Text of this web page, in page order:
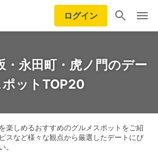
ログイン
・永田町・虎ノ門のデー
ポットTOP20
楽しめるおすすめのグルメスポットをご紹
スなど様々な観点から厳選したデートにぴ
。